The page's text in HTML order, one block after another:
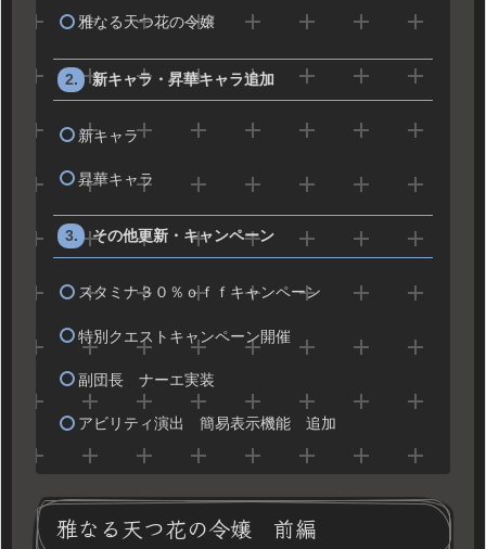
雅なる天つ花の令嬢
新キャラ・昇華キャラ追加
新キャラ
昇華キャラ
その他更新・キャンペーン
スタミナ３０％ｏｆｆキャンペーン
特別クエストキャンペーン開催
副団長 ナーエ実装
アビリティ演出 簡易表示機能 追加
雅なる天つ花の令嬢 前編